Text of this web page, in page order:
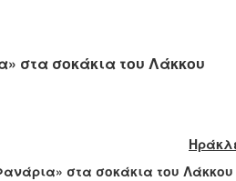
στα σοκάκια του Λάκκου
στα σοκάκια του Λάκκου